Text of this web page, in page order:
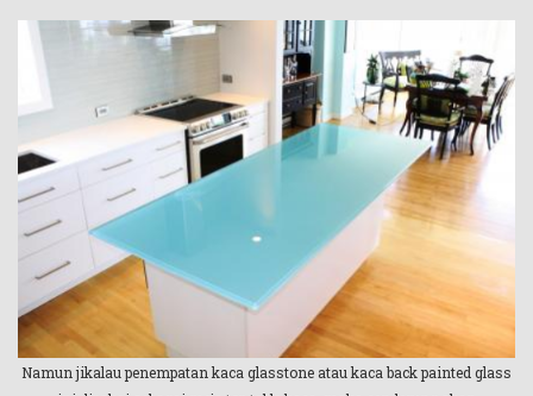
Namun jikalau penempatan kaca glasstone atau kaca back painted glass